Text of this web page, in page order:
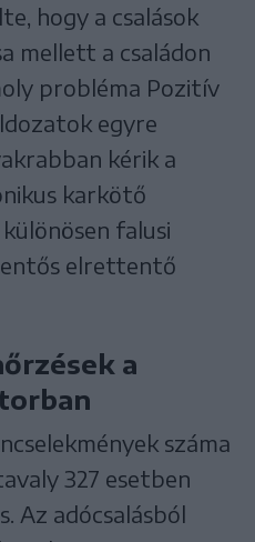
hogy a csalások
mellett a családon
probléma Pozitív
egyre
kérik a
karkötő
falusi
elrettentő
a
száma
327 esetben
Az adócsalásból